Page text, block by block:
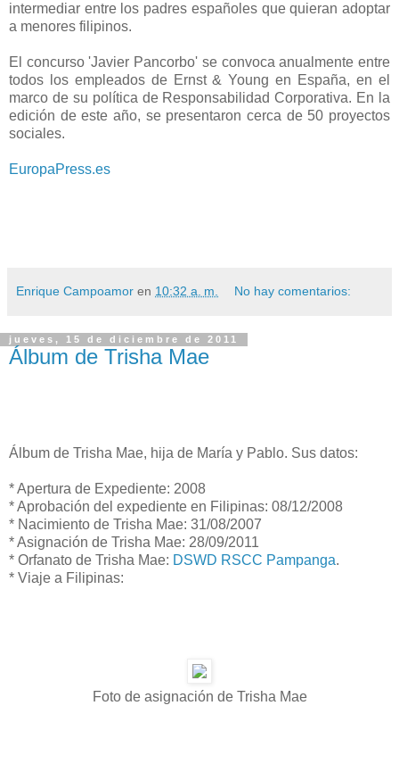
intermediar entre los padres españoles que quieran adoptar
a menores filipinos.
El concurso 'Javier Pancorbo' se convoca anualmente entre
todos los empleados de Ernst & Young en España, en el
marco de su política de Responsabilidad Corporativa. En la
edición de este año, se presentaron cerca de 50 proyectos
sociales.
EuropaPress.es
Enrique Campoamor en 10:32 a. m. No hay comentarios:
jueves, 15 de diciembre de 2011
Álbum de Trisha Mae‏, hija de María y Pablo. Sus datos:
* Apertura de Expediente: 2008
* Aprobación del expediente en Filipinas: 08/12/2008
* Nacimiento de Trisha Mae: 31/08/2007
* Asignación de Trisha Mae: 28/09/2011
* Orfanato de Trisha Mae: DSWD RSCC Pampanga.
* Viaje a Filipinas:
Foto de asignación de Trisha Mae